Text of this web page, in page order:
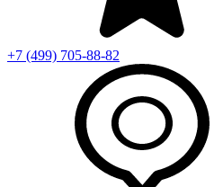
+7 (499) 705-88-82